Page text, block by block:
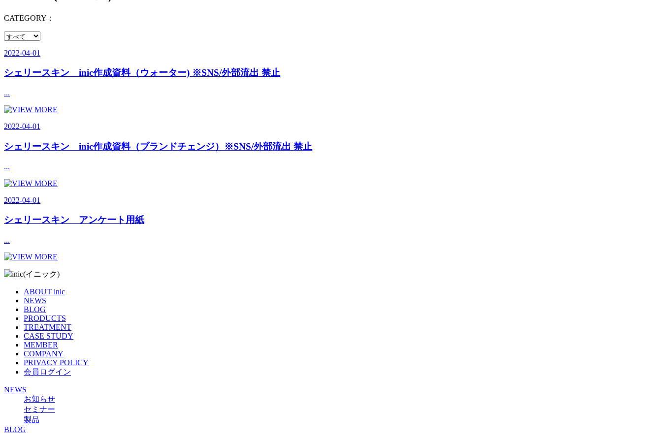
CATEGORY：
2022-04-01
シェリースキン inic作成資料（ウォーター) ※SNS/外部流出 禁止
...
2022-04-01
シェリースキン inic作成資料（ブランドチェンジ）※SNS/外部流出 禁止
...
2022-04-01
シェリースキン アンケート用紙
...
ABOUT inic
NEWS
BLOG
PRODUCTS
TREATMENT
CASE STUDY
MEMBER
COMPANY
PRIVACY POLICY
会員ログイン
NEWS
お知らせ
セミナー
製品
BLOG